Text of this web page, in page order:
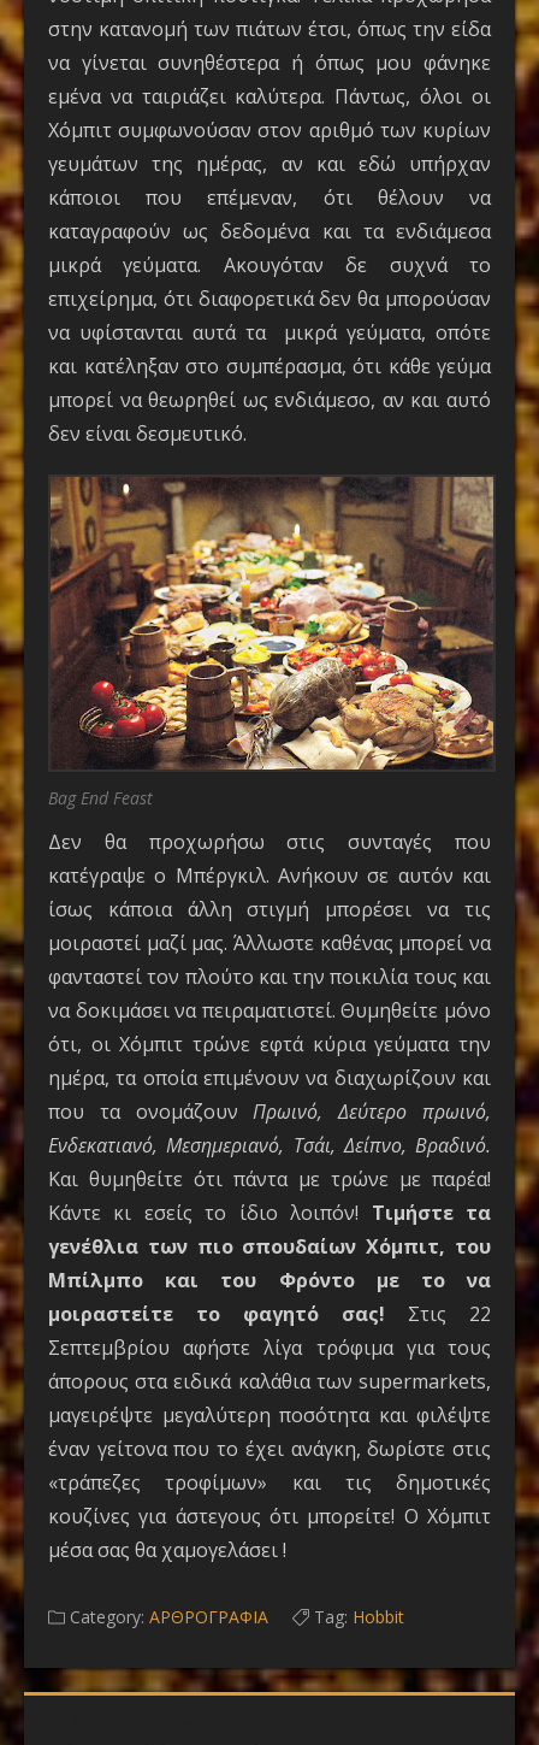
στην κατανομή των πιάτων έτσι, όπως την είδα
να γίνεται συνηθέστερα ή όπως μου φάνηκε
εμένα να ταιριάζει καλύτερα. Πάντως, όλοι οι
Χόμπιτ συμφωνούσαν στον αριθμό των κυρίων
γευμάτων της ημέρας, αν και εδώ υπήρχαν
κάποιοι που επέμεναν, ότι θέλουν να
καταγραφούν ως δεδομένα και τα ενδιάμεσα
μικρά γεύματα. Ακουγόταν δε συχνά το
επιχείρημα, ότι διαφορετικά δεν θα μπορούσαν
να υφίστανται αυτά τα μικρά γεύματα, οπότε
και κατέληξαν στο συμπέρασμα, ότι κάθε γεύμα
μπορεί να θεωρηθεί ως ενδιάμεσο, αν και αυτό
δεν είναι δεσμευτικό.
Bag End Feast
Δεν θα προχωρήσω στις συνταγές που
κατέγραψε ο Μπέργκιλ. Ανήκουν σε αυτόν και
ίσως κάποια άλλη στιγμή μπορέσει να τις
μοιραστεί μαζί μας. Άλλωστε καθένας μπορεί να
φανταστεί τον πλούτο και την ποικιλία τους και
να δοκιμάσει να πειραματιστεί. Θυμηθείτε μόνο
ότι, οι Χόμπιτ τρώνε εφτά κύρια γεύματα την
ημέρα, τα οποία επιμένουν να διαχωρίζουν και
που τα ονομάζουνΠρωινό, Δεύτερο πρωινό,
Ενδεκατιανό, Μεσημεριανό, Τσάι, Δείπνο, Βραδινό.
Και θυμηθείτε ότι πάντα με τρώνε με παρέα!
Κάντε κι εσείς το ίδιο λοιπόν! Τιμήστε τα
γενέθλια των πιο σπουδαίων Χόμπιτ, του
Μπίλμπο και του Φρόντο με το να
μοιραστείτε το φαγητό σας! Στις 22
Σεπτεμβρίου αφήστε λίγα τρόφιμα για τους
άπορους στα ειδικά καλάθια των supermarkets,
μαγειρέψτε μεγαλύτερη ποσότητα και φιλέψτε
έναν γείτονα που το έχει ανάγκη, δωρίστε στις
«τράπεζες τροφίμων» και τις δημοτικές
κουζίνες για άστεγους ότι μπορείτε! Ο Χόμπιτ
μέσα σας θα χαμογελάσει !
Category: ΑΡΘΡΟΓΡΑΦΙΑ Tag: Hobbit